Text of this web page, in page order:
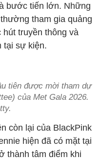
bước tiến lớn. Những
tham gia quảng
hút truyền thông và
tại sự kiện.
tiên được mời tham dự
của Met Gala 2026.
còn lại của BlackPink
hiện đã có mặt tại
thành tâm điểm khi